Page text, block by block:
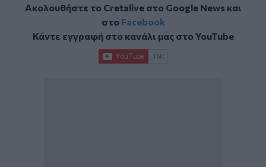
Ακολουθήστε το Cretalive στο Google Newsκαι
στο Facebook
Κάντε εγγραφή στο κανάλι μας στοYouTube